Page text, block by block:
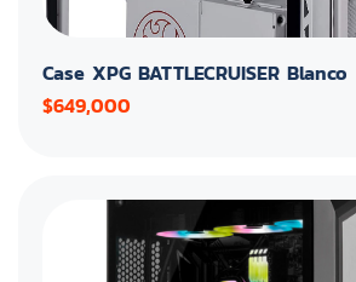
Case XPG BATTLECRUISER Blanco
$649,000